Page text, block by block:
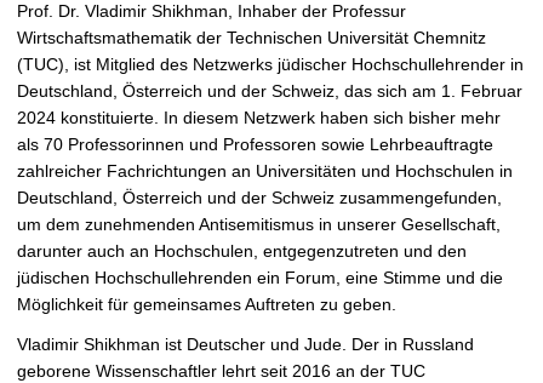
v
e
r
g
r
ö
ß
e
r
n
Prof. Dr. Vladimir Shikhman, Inhaber der Professur
Wirtschaftsmathematik der Technischen Universität Chemnitz
(TUC), ist Mitglied des Netzwerks jüdischer Hochschullehrender in
Deutschland, Österreich und der Schweiz, das sich am 1. Februar
2024 konstituierte. In diesem Netzwerk haben sich bisher mehr
als 70 Professorinnen und Professoren sowie Lehrbeauftragte
zahlreicher Fachrichtungen an Universitäten und Hochschulen in
Deutschland, Österreich und der Schweiz zusammengefunden,
um dem zunehmenden Antisemitismus in unserer Gesellschaft,
darunter auch an Hochschulen, entgegenzutreten und den
jüdischen Hochschullehrenden ein Forum, eine Stimme und die
Möglichkeit für gemeinsames Auftreten zu geben.
Vladimir Shikhman ist Deutscher und Jude. Der in Russland
geborene Wissenschaftler lehrt seit 2016 an der TUC